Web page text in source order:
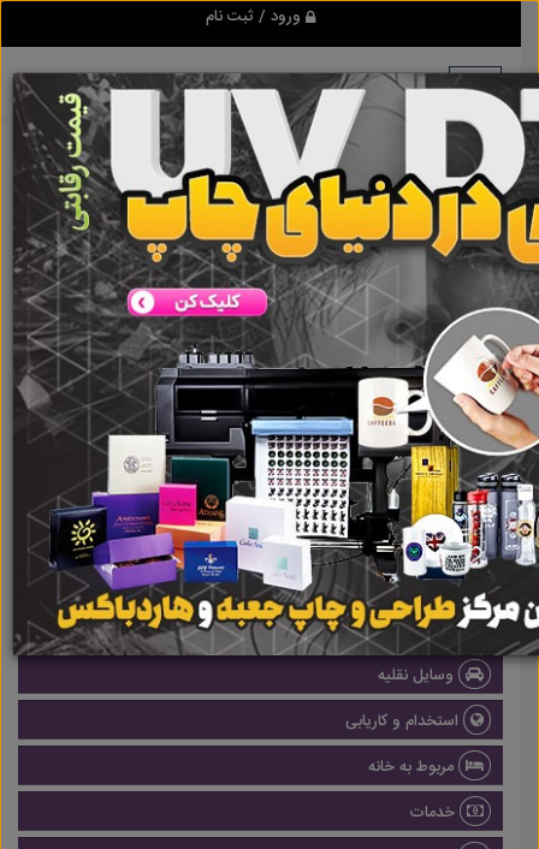
ورود / ثبت نام
هیچ آگهی در این گروه ثبت نشده
است
گروه ها
املاک
صنعتی
پزشکی و سلامت
وسایل نقلیه
استخدام و کاریابی
مربوط به خانه
خدمات